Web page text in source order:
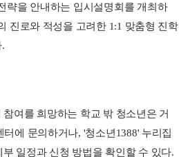
략을 안내하는 입시설명회를 개최하
진로와 적성을 고려한 1:1 맞춤형 진학
.
여를 희망하는 학교 밖 청소년은 거
터에 문의하거나, '청소년1388' 누리집
부 일정과 신청 방법을 확인할 수 있다.